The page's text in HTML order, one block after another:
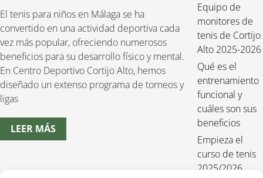
El tenis para niños en Málaga se ha
convertido en una actividad deportiva cada
vez más popular, ofreciendo numerosos
beneficios para su desarrollo físico y mental.
En Centro Deportivo Cortijo Alto, hemos
diseñado un extenso programa de torneos y
ligas
LEER MÁS
Equipo de
monitores de
tenis de Cortijo
Alto 2025-2026
Qué es el
entrenamiento
funcional y
cuáles son sus
beneficios
Empieza el
curso de tenis
2025/2026